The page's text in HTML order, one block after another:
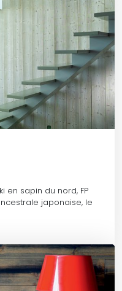
en sapin du nord, FP
japonaise, le